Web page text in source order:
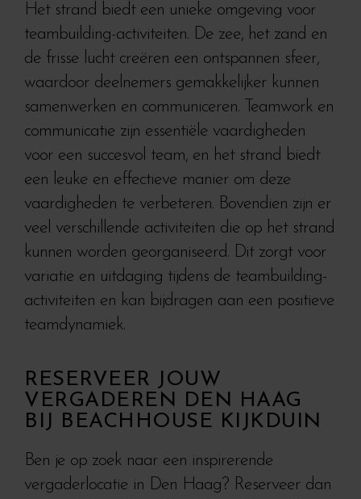
Het strand biedt een unieke omgeving voor
teambuilding-activiteiten. De zee, het zand en
de frisse lucht creëren een ontspannen sfeer,
waardoor deelnemers gemakkelijker kunnen
samenwerken en communiceren. Teamwork en
communicatie zijn essentiële vaardigheden
voor een succesvol team, en het strand biedt
een leuke en effectieve manier om deze
vaardigheden te verbeteren. Bovendien zijn er
veel verschillende activiteiten die op het strand
kunnen worden georganiseerd. Dit zorgt voor
variatie en uitdaging tijdens de teambuilding-
activiteiten en kan bijdragen aan een positieve
teamdynamiek.
RESERVEER JOUW
VERGADEREN DEN HAAG
BIJ BEACHHOUSE KIJKDUIN
Ben je op zoek naar een inspirerende
vergaderlocatie in Den Haag? Reserveer dan